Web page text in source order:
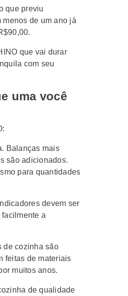
que previu
de um ano já
que vai durar
com seu
uma você
Balanças mais
são adicionados.
para quantidades
devem ser
a
de cozinha são
feitas de materiais
muitos anos.
de qualidade